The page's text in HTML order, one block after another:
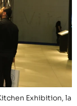
Exhibition, la